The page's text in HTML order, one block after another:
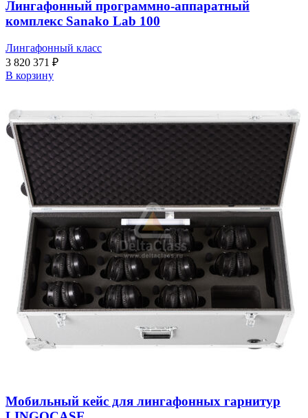
Лингафонный программно-аппаратный
комплекс Sanako Lab 100
Лингафонный класс
3 820 371 ₽
В корзину
Мобильный кейс для лингафонных гарнитур